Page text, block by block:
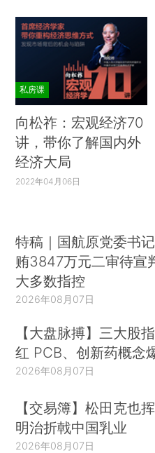
私房课
向松祚：宏观经济70
讲，带你了解国内外
经济大局
2022年04月06日
特稿｜国航原党委书
贿3847万元二审待宣
大多数指控
2026年08月07日
【大盘脉搏】三大股
红 PCB、创新药概念
2026年08月07日
【交易簿】松田克也
明治折戟中国乳业
2026年08月07日